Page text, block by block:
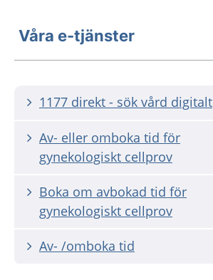
Våra e-tjänster
1177 direkt - sök vård digitalt
Av- eller omboka tid för
gynekologiskt cellprov
Boka om avbokad tid för
gynekologiskt cellprov
Av- /omboka tid